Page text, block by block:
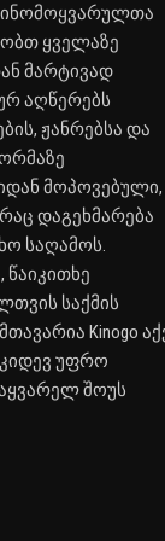
ყველაზე
მარტივად
აღწერებს
ჟანრებსა და
მოპოვებული,
დაგეხმარება
საღამოს.
წაიკითხე
საქმის
Kinogo
უფრო
შოუს